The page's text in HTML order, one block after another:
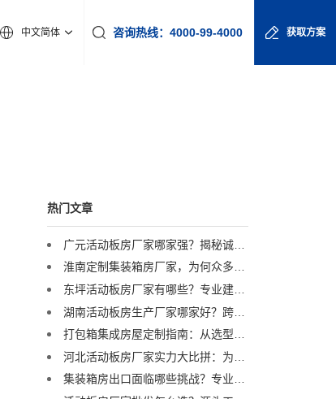
中文简体 咨询热线：4000-99-4000 获取方案
热门文章
淮南定制集装箱房厂家，为何众多工程企业首选诚栋营地？
集装箱房出口面临哪些挑战？专业集装箱房出口流程与解决方案全解析